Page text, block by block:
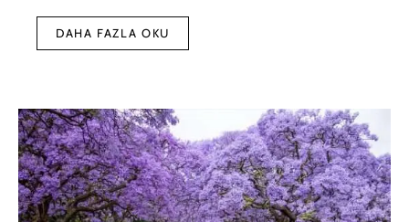
DAHA FAZLA OKU